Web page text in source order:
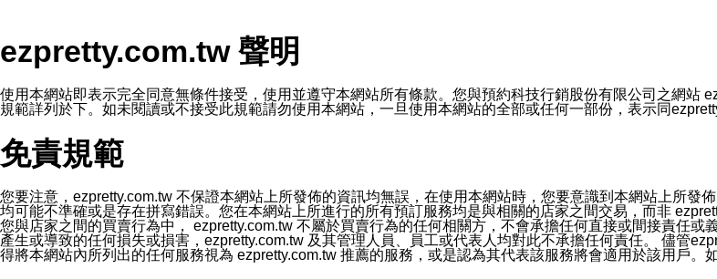
本公司/本服務將以通知型訊息傳送重要訊息給您。即使未加入本公司/本服務好友，您仍可接收到通知型訊息
本公司/本服務傳送之通知型訊息以對您有效且重要的訊息為限，以廣告或其他目的的訊息皆不會被傳送。滿
2.該 LINE 帳號已在 LINE APP 設定中，同意接收通知型訊息。
3.LINE 帳號未封鎖傳送訊息之 LINE 官方帳號。
欲變更通知型訊息的設定，操作如下：
1.點選「主頁」＞「設定」
2.點選「隱私設定」
3.點選「提供使用資料」
5.開關「接收LINE通知型訊息」
❗️關閉「接收通知型訊息」後，將不會接收到來自任何企業官方帳號或認證官方帳號的通知型訊息。
ezpretty.com.tw 聲明
使用本網站即表示完全同意無條件接受，使用並遵守本網站所有條款。您與預約科技行銷股份有限公司之網站
規範詳列於下。如未閱讀或不接受此規範請勿使用本網站，一旦使用本網站的全部或任何一部份，表示同
免責規範
您要注意，ezpretty.com.tw 不保證本網站上所發佈的資訊均無誤，在使用本網站時，您要意識到本網站上所發
均可能不準確或是存在拼寫錯誤。您在本網站上所進行的所有預訂服務均是與相關的店家之間交易，而非
您與店家之間的買賣行為中， ezpretty.com.tw 不屬於買賣行為的任何相關方，不會承擔任何直接或間接責任
產生或導致的任何損失或損害，ezpretty.com.tw 及其管理人員、員工或代表人均對此不承擔任何責任。 儘管
得將本網站內所列出的任何服務視為 ezpretty.com.tw 推薦的服務，或是認為其代表該服務將會適用於該用戶。